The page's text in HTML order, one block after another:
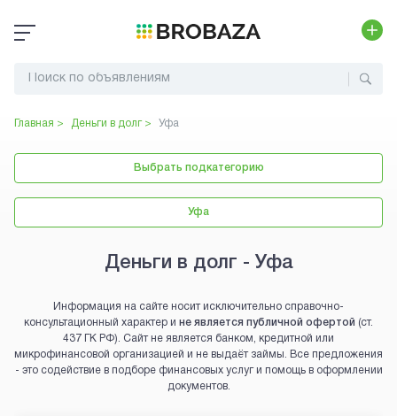
Главная > Деньги в долг> Уфа
Выбрать подкатегорию
Уфа
Деньги в долг - Уфа
Информация на сайте носит исключительно справочно-
консультационный характер и не является публичной офертой (ст.
437 ГК РФ). Сайт не является банком, кредитной или
микрофинансовой организацией и не выдаёт займы. Все предложения
- это содействие в подборе финансовых услуг и помощь в оформлении
документов.